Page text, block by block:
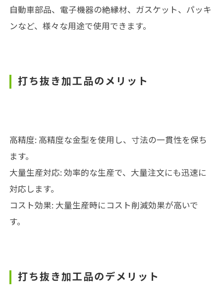
自動車部品、電子機器の絶縁材、ガスケット、パッキ
ンなど、様々な用途で使用できます。
打ち抜き加工品のメリット
高精度: 高精度な金型を使用し、寸法の一貫性を保ち
ます。
大量生産対応: 効率的な生産で、大量注文にも迅速に
対応します。
コスト効果: 大量生産時にコスト削減効果が高いで
す。
打ち抜き加工品のデメリット